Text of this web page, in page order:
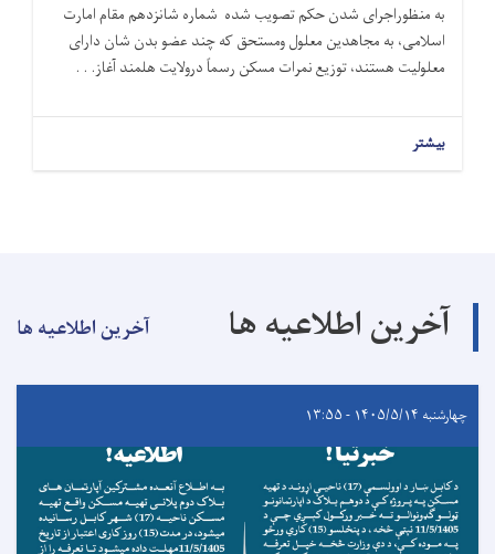
به منظوراجرای شدن حکم تصویب شده شماره شانزدهم مقام امارت
اسلامی، به مجاهدین معلول ومستحق که چند عضو بدن شان دارای
معلولیت هستند، توزیع نمرات مسکن رسماً درولایت هلمند آغاز. . .
بیشتر
آخرین اطلاعیه ها آخرین اطلاعیه ها
چهارشنبه ۱۴۰۵/۵/۱۴ - ۱۳:۵۵